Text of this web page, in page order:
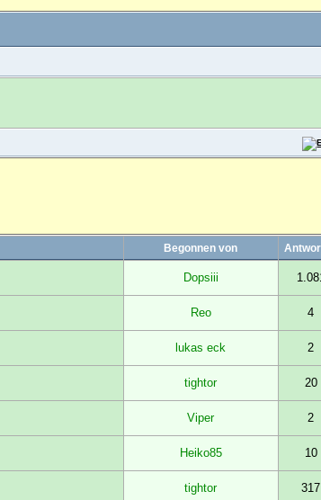
Begonnen von
Dopsiii
Reo 4
lukas eck 2
tightor 20
Viper 2
Heiko85 10
tightor 317